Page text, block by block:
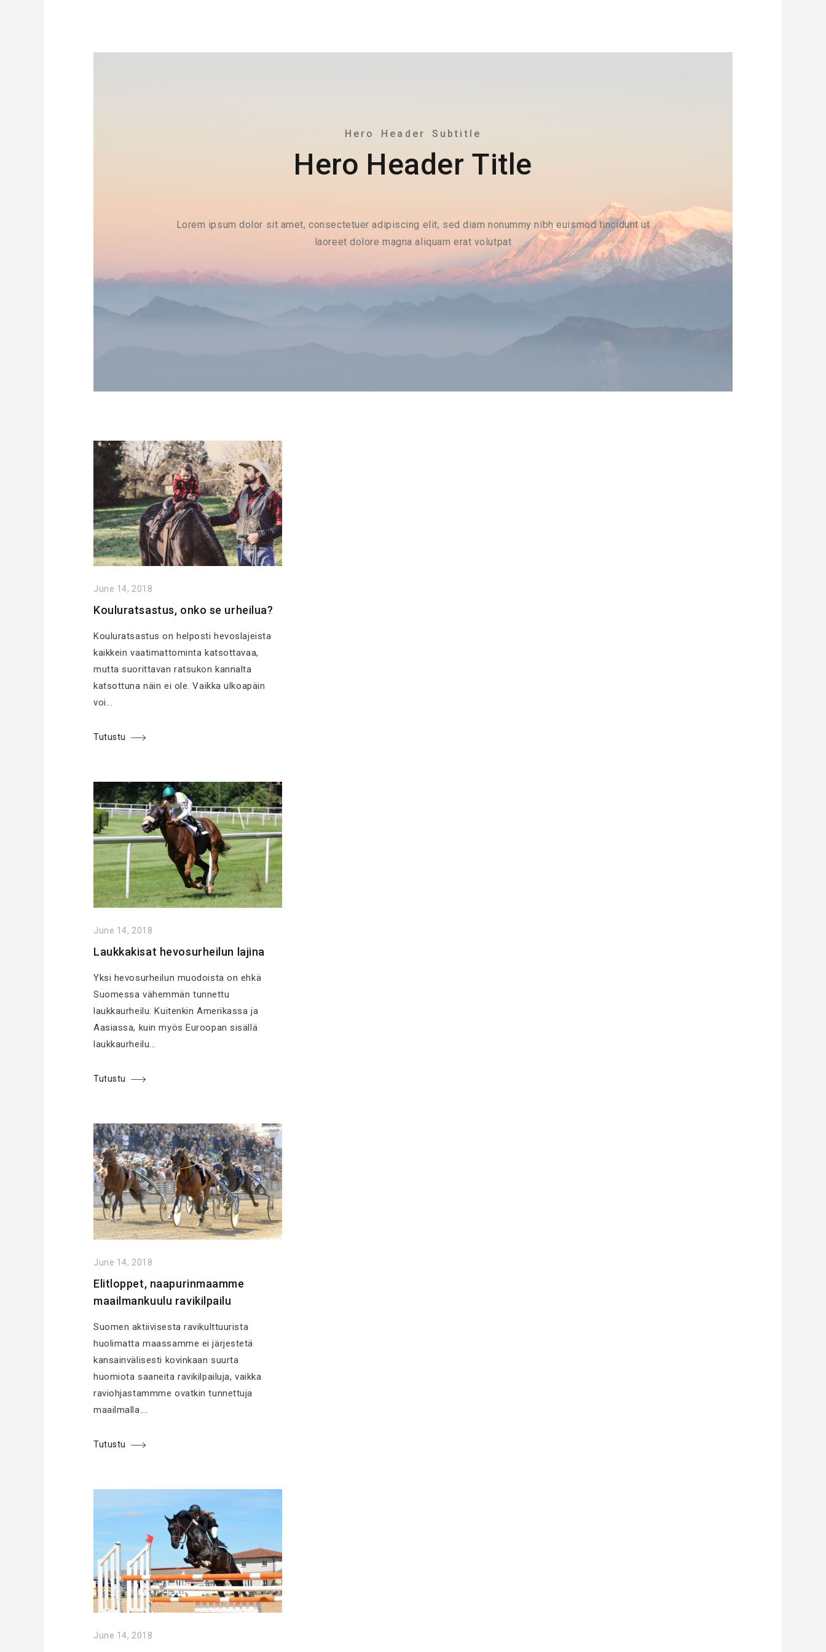
Hero Header Subtitle
Hero Header Title
Lorem ipsum dolor sit amet, consectetuer adipiscing elit, sed diam nonummy nibh euismod tincidunt ut
laoreet dolore magna aliquam erat volutpat
June 14, 2018
Kouluratsastus, onko se urheilua?
Kouluratsastus on helposti hevoslajeista
kaikkein vaatimattominta katsottavaa,
mutta suorittavan ratsukon kannalta
katsottuna näin ei ole. Vaikka ulkoapäin
voi...
Tutustu
June 14, 2018
Laukkakisat hevosurheilun lajina
Yksi hevosurheilun muodoista on ehkä
Suomessa vähemmän tunnettu
laukkaurheilu. Kuitenkin Amerikassa ja
Aasiassa, kuin myös Euroopan sisällä
laukkaurheilu...
Tutustu
June 14, 2018
Elitloppet, naapurinmaamme
maailmankuulu ravikilpailu
Suomen aktiivisesta ravikulttuurista
huolimatta maassamme ei järjestetä
kansainvälisesti kovinkaan suurta
huomiota saaneita ravikilpailuja, vaikka
raviohjastammme ovatkin tunnettuja
maailmalla....
Tutustu
June 14, 2018